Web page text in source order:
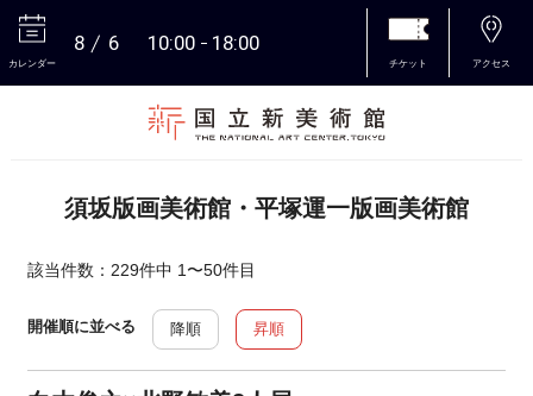
カレンダー
8 6 10:00 18:00
チケット アクセス
須坂版画美術館・平塚運一版画美術館
該当件数：229件中 1〜50件目
開催順に並べる 降順 昇順